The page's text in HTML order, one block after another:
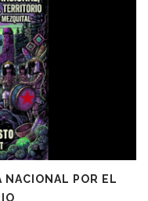
NACIONAL POR EL